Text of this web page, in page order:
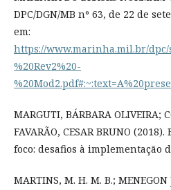
DPC/DGN/MB nº 63, de 22 de
em:
https://www.marinha.mil.br/dpc/
%20Rev2%20-
MARGUTI, BÁRBARA OLIVEIRA;
FAVARÃO, CESAR BRUNO
foco: desafios à implementação
MARTINS, M. H. M. B.; MENEGON